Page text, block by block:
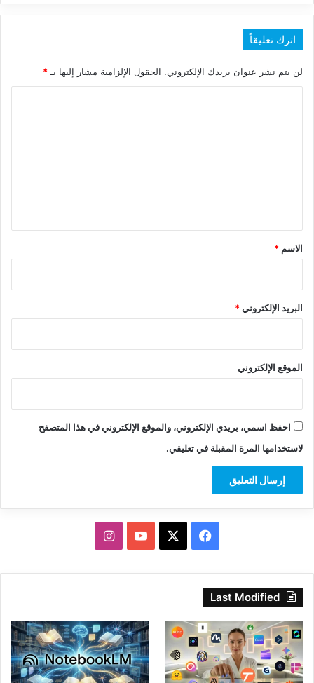
اترك تعليقاً
لن يتم نشر عنوان بريدك الإلكتروني. الحقول الإلزامية مشار إليها بـ *
*
الاسم *
البريد الإلكتروني*
الموقع الإلكتروني
احفظ اسمي، بريدي الإلكتروني، والموقع الإلكتروني في هذا المتصفح
لاستخدامها المرة المقبلة في تعليقي.
فيسبوك ‫YouTubeانستقرام
Last Modified